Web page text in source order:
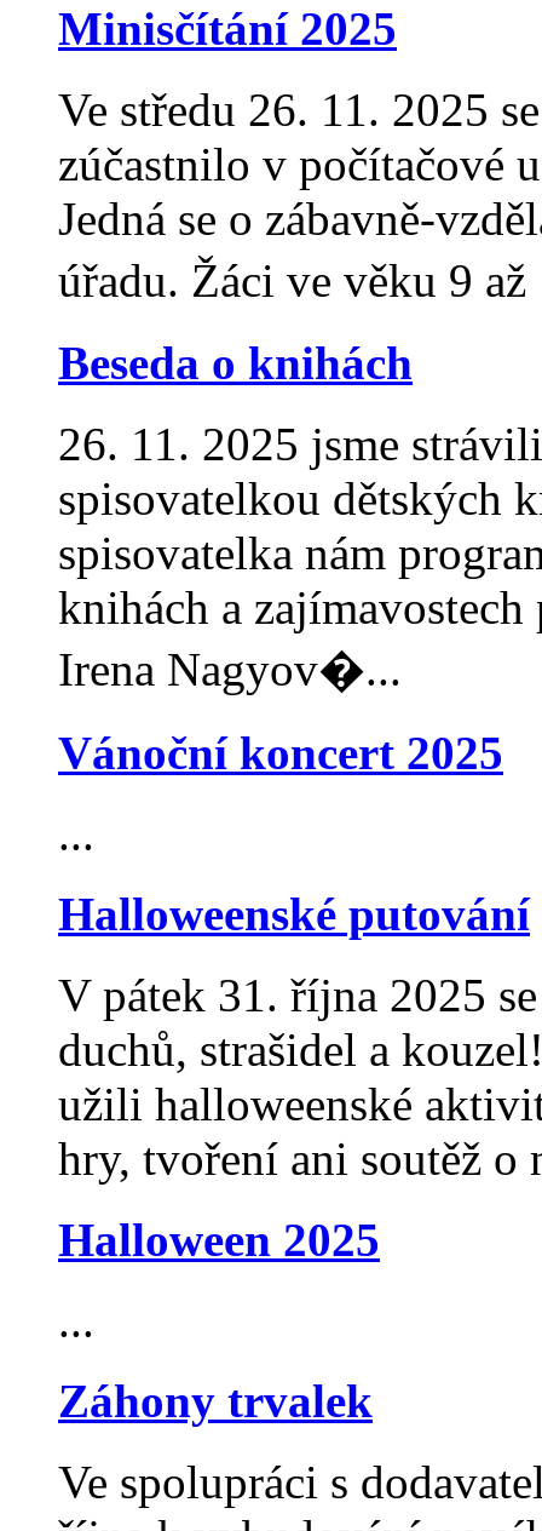
Minisčítání 2025
Ve středu 26. 11. 2025
zúčastnilo v počítačové
Jedná se o zábavně-
úřadu. Žáci ve věku 9
Beseda o knihách
26. 11. 2025 jsme
spisovatelkou dětských
spisovatelka nám
knihách a
Irena Nagyov�...
Vánoční koncert 2025
...
Halloweenské putování
V pátek 31. října 2025
duchů, strašidel a
užili halloweenské
hry, tvoření ani soutěž o
Halloween 2025
...
Záhony trvalek
Ve spolupráci s